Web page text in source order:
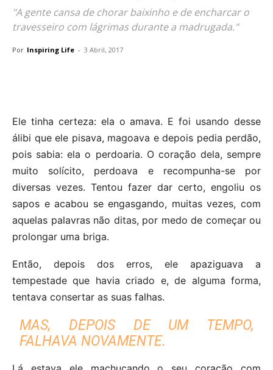
"A gente cansa de chorar baixinho e de encharcar o
travesseiro com lágrimas durante a madrugada."
Por Inspiring Life - 3 Abril, 2017
Ele tinha certeza: ela o amava. E foi usando desse
álibi que ele pisava, magoava e depois pedia perdão,
pois sabia: ela o perdoaria. O coração dela, sempre
muito solícito, perdoava e recompunha-se por
diversas vezes. Tentou fazer dar certo, engoliu os
sapos e acabou se engasgando, muitas vezes, com
aquelas palavras não ditas, por medo de começar ou
prolongar uma briga.
Então, depois dos erros, ele apaziguava a
tempestade que havia criado e, de alguma forma,
tentava consertar as suas falhas.
MAS, DEPOIS DE UM TEMPO,
FALHAVA NOVAMENTE.